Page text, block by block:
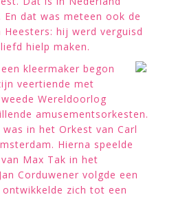
dat was meteen ook de
hij werd verguisd
hielp maken.
kleermaker begon
veertiende met
Wereldoorlog
amusementsorkesten.
in het Orkest van Carl
Hierna speelde
Max Tak in het
Corduwener volgde een
zich tot een